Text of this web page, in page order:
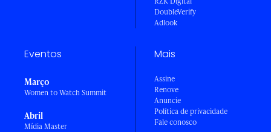
DoubleVerify
Adlook
Eventos
Março
Women to Watch Summit
Abril
Mídia Master
Mais
Assine
Renove
Anuncie
Política de privacidade
Fale conosco